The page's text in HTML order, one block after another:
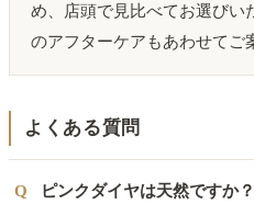
め、店頭で見比べてお選びい
のアフターケアもあわせてご
よくある質問
ピンクダイヤは天然ですか？